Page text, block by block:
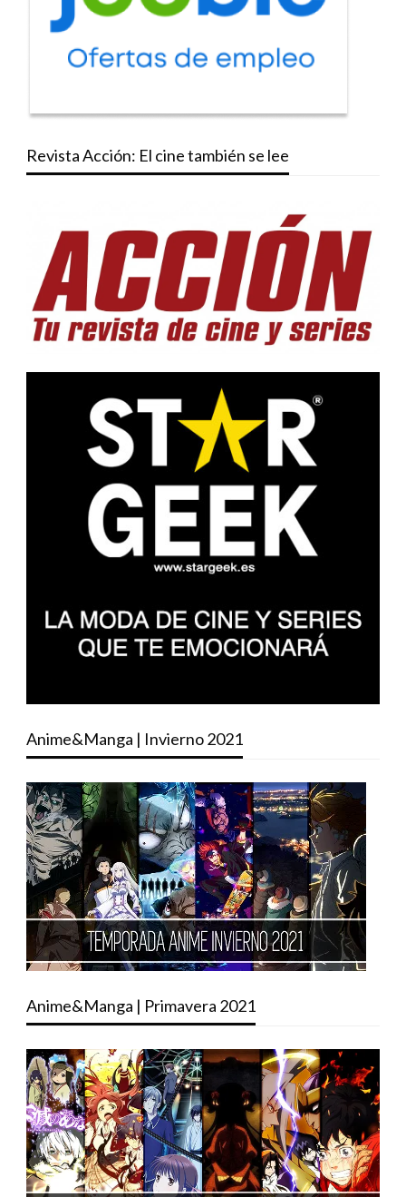
Revista Acción: El cine también se lee
Anime&Manga | Invierno 2021
Anime&Manga | Primavera 2021